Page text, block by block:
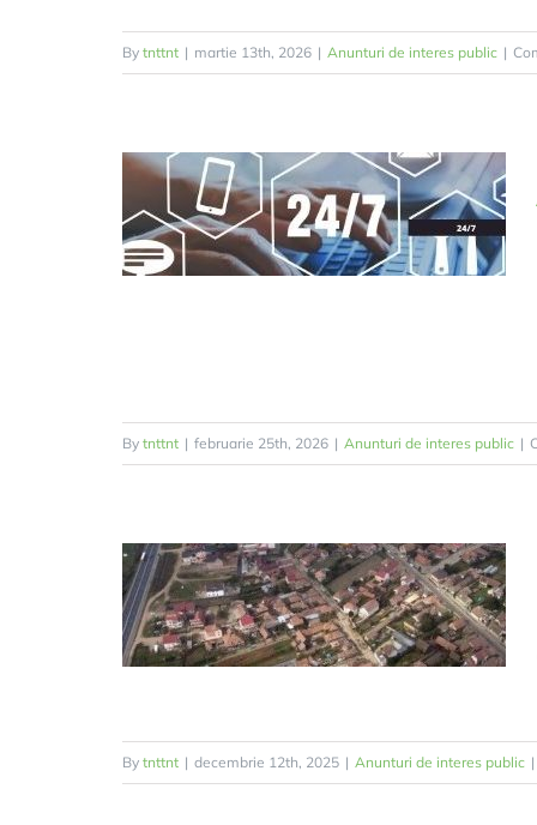
By tnttnt | martie 13th, 2026 | Anunturi de interes public |
By tnttnt | februarie 25th, 2026 | Anunturi de interes public |
By tnttnt | decembrie 12th, 2025 | Anunturi de interes public |